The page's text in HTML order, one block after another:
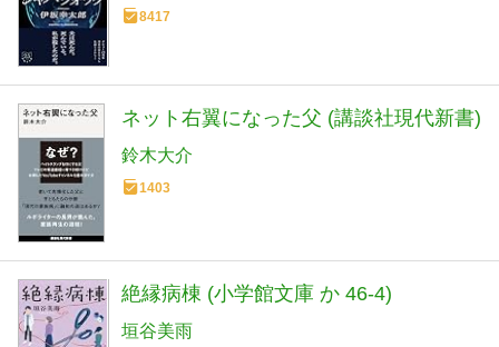
8417
ネット右翼になった父 (講談社現代新書)
鈴木大介
1403
絶縁病棟 (小学館文庫 か 46-4)
垣谷美雨